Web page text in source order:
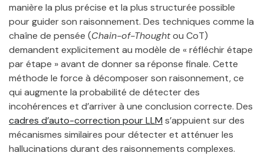
manière la plus précise et la plus structurée possible
pour guider son raisonnement. Des techniques comme la
chaîne de pensée (Chain-of-Thoughtou CoT)
demandent explicitement au modèle de « réfléchir étape
par étape » avant de donner sa réponse finale. Cette
méthode le force à décomposer son raisonnement, ce
qui augmente la probabilité de détecter des
incohérences et d’arriver à une conclusion correcte. Des
cadres d’auto-correction pour LLM s’appuient sur des
mécanismes similaires pour détecter et atténuer les
hallucinations durant des raisonnements complexes.